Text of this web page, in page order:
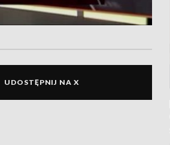
UDOSTĘPNIJ NA X